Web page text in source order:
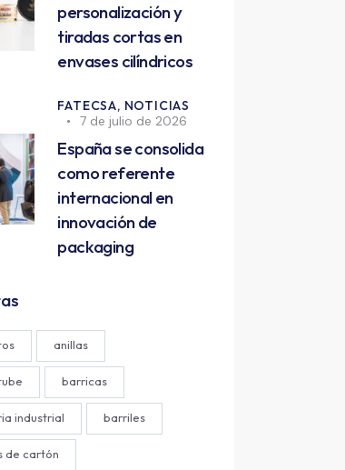
personalización y
tiradas cortas en
envases cilíndricos
FATECSA, NOTICIAS
7 de julio de 2026
España se consolida
como referente
internacional en
innovación de
packaging
anillas
barricas
industrial barriles
de cartón